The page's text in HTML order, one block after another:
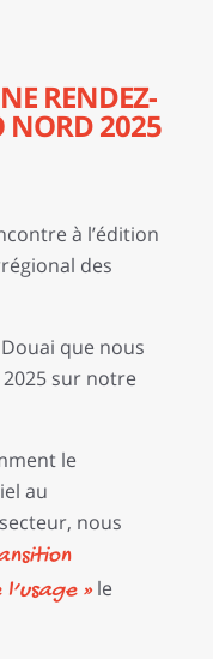
RENDEZ-
NORD 2025
à l’édition
des
que nous
sur notre
le
au
nous
»le